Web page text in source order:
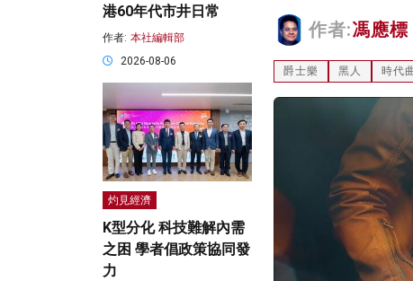
作者:馮應標
爵士樂 黑人 時代
港60年代市井日常
作者: 本社編輯部
2026-08-06
灼見經濟
K型分化 科技難解內需
之困 學者倡政策協同發
力